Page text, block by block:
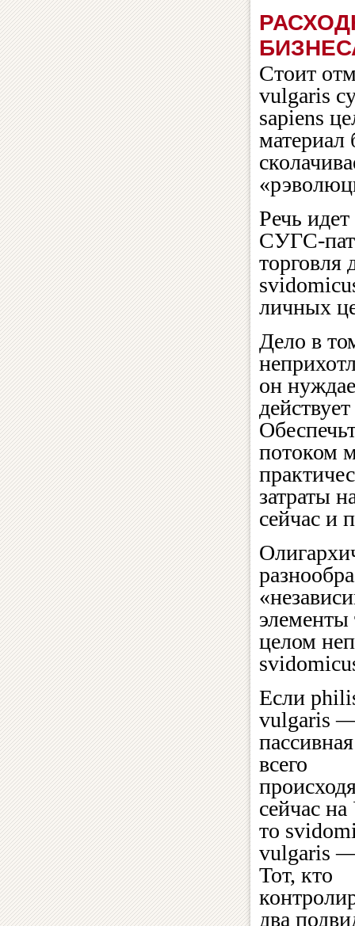
Стоит
vulgaris
sapiens
материал
Речь
СУГС-
торговля
личных
Дело в
он
потоком
затраты
сейчас и
элементы
целом
Если
vulgaris
всего
сейчас
то
vulgaris —
Тот, кто
два